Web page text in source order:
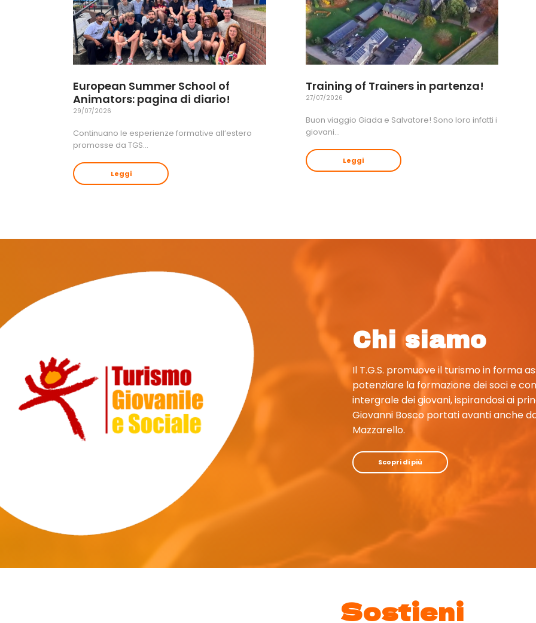
European Summer School of
Animators: pagina di diario!
29/07/2026
Continuano le esperienze formative all’estero
promosse da TGS…
Leggi
Training of Trainers in partenza!
27/07/2026
Buon viaggio Giada e Salvatore! Sono loro infatti i
giovani…
Leggi
Chi siamo
Il T.G.S. promuove il turismo in forma
potenziare la formazione dei soci e
intergrale dei giovani, ispirandosi ai
Giovanni Bosco portati avanti anche
Mazzarello.
Scopri di più
Sostieni